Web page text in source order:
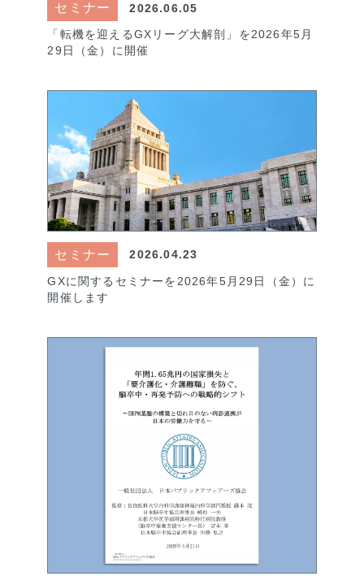
セミナー 2026.06.05
「転機を迎えるGXリーグ大解剖」を2026年5月
29日（金）に開催
セミナー 2026.04.23
GXに関するセミナーを2026年5月29日（金）に
開催します